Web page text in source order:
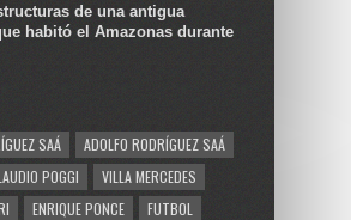
de una antigua
habitó el Amazonas durante
SAÁ
ADOLFO RODRÍGUEZ SAÁ
POGGI
VILLA MERCEDES
ENRIQUE PONCE
FUTBOL